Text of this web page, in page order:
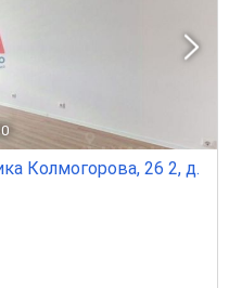
Колмогорова, 26 2, д.